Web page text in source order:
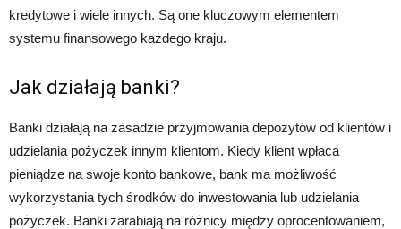
kredytowe i wiele innych. Są one kluczowym elementem
systemu finansowego każdego kraju.
Jak działają banki?
Banki działają na zasadzie przyjmowania depozytów od klientów i
udzielania pożyczek innym klientom. Kiedy klient wpłaca
pieniądze na swoje konto bankowe, bank ma możliwość
wykorzystania tych środków do inwestowania lub udzielania
pożyczek. Banki zarabiają na różnicy między oprocentowaniem,